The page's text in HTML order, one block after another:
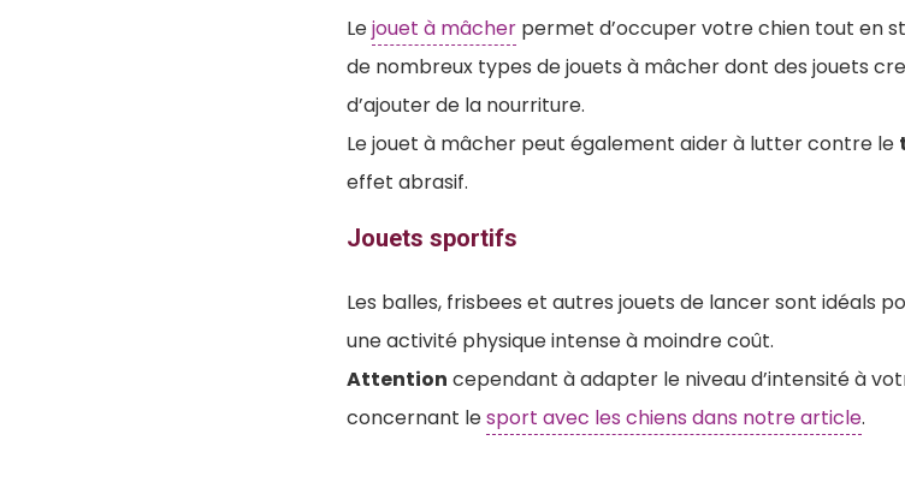
Lejouet à mâcher permet d’occuper votre chien tout en
de nombreux types de jouets à mâcher dont des jouets
d’ajouter de la nourriture.
Le jouet à mâcher peut également aider à lutter contre le
effet abrasif.
Jouets sportifs
Les balles, frisbees et autres jouets de lancer sont idéals
une activité physique intense à moindre coût.
Attention cependant à adapter le niveau d’intensité à
concernant lesport avec les chiens dans notre article.